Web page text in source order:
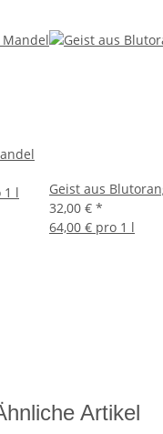
1 l
Geist aus
32,00 € *
64,00 € pro 1 l
Artikel